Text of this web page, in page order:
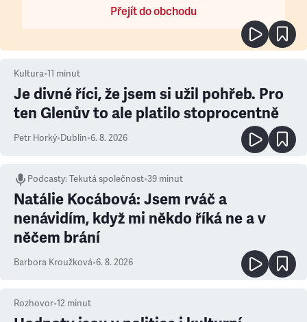
Přejít do obchodu
Kultura•11 minut
Je divné říci, že jsem si užil pohřeb. Pro
ten Glenův to ale platilo stoprocentně
Petr Horký•Dublin•6. 8. 2026
Podcasty:Tekutá společnost•39 minut
Natálie Kocábová: Jsem rváč a
nenávidím, když mi někdo říká ne a v
něčem brání
Barbora Kroužková•6. 8. 2026
Rozhovor•12 minut